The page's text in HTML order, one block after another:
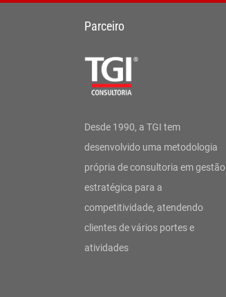
Parceiro
Desde 1990, a TGI tem
desenvolvido uma metodologia
própria de consultoria em gestão
estratégica para a
competitividade, atendendo
clientes de vários portes e
atividades